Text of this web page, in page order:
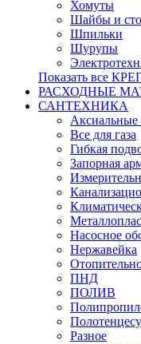
Хомуты
Шайбы и
Шпильки
Шурупы
Показать все
РАСХОДНЫЕ
САНТЕХНИКА
Аксиальные
Все для газа
Гибкая
Запорная
Насосное
Нержавейка
ПНД
ПОЛИВ
Разное